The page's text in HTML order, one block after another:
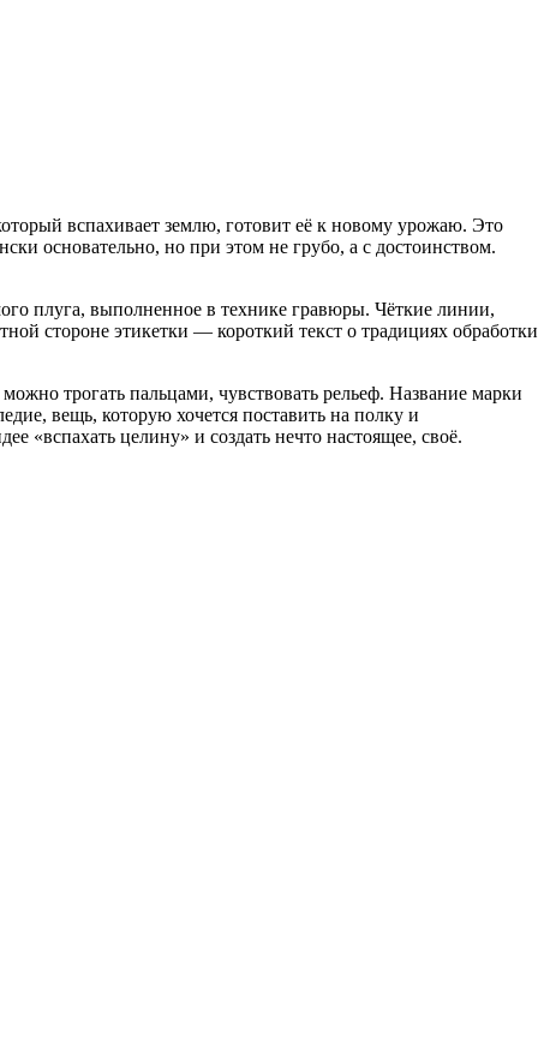
вспахивает землю, готовит её к новому урожаю. Это
основательно, но при этом не грубо, а с достоинством.
плуга, выполненное в технике гравюры. Чёткие линии,
стороне этикетки — короткий текст о традициях обработки
трогать пальцами, чувствовать рельеф. Название марки
вещь, которую хочется поставить на полку и
«вспахать целину» и создать нечто настоящее, своё.